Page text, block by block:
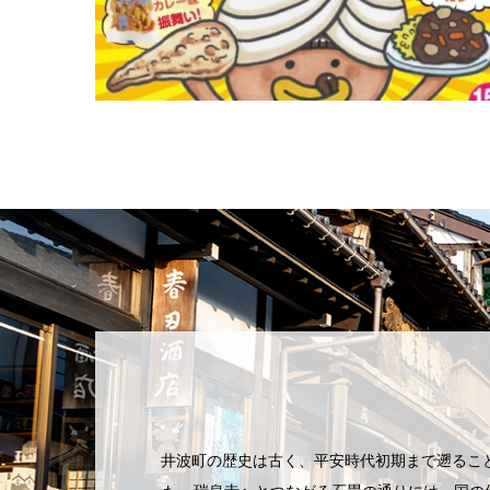
井波町の歴史は古く、平安時代初期まで遡る